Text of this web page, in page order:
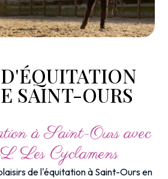
SAINT-OURS
à Saint-Ours avec
Cyclamens
de l'équitation à Saint-Ours en